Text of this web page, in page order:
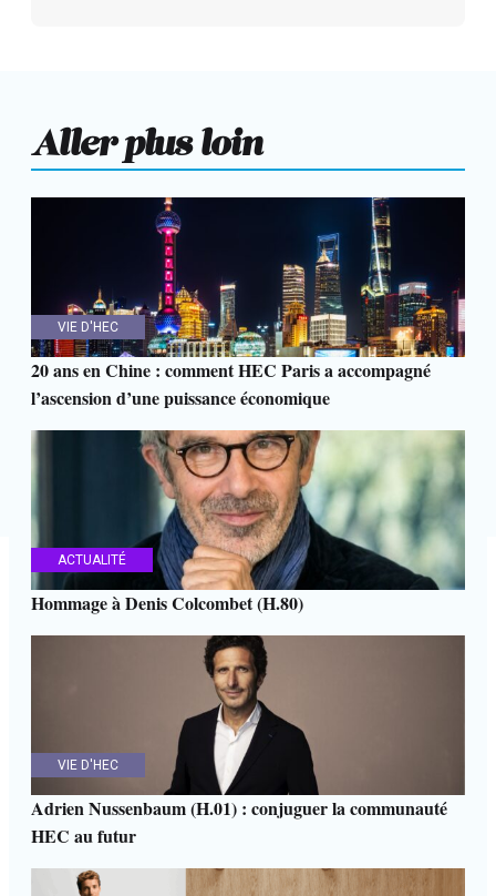
Aller plus loin
VIE D'HEC
20 ans en Chine : comment HEC Paris a accompagné
l’ascension d’une puissance économique
ACTUALITÉ
Hommage à Denis Colcombet (H.80)
VIE D'HEC
Adrien Nussenbaum (H.01) : conjuguer la communauté
HEC au futur